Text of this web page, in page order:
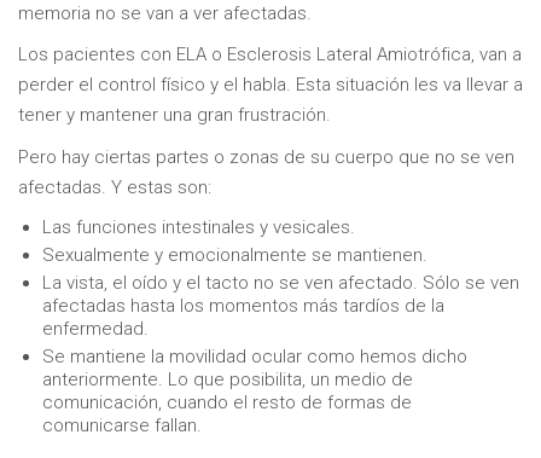
memoria no se van a ver afectadas.
Los pacientes con ELA o Esclerosis Lateral Amiotrófica, van a
perder el control físico y el habla. Esta situación les va llevar a
tener y mantener una gran frustración.
Pero hay ciertas partes o zonas de su cuerpo que no se ven
afectadas. Y estas son:
Las funciones intestinales y vesicales.
Sexualmente y emocionalmente se mantienen.
La vista, el oído y el tacto no se ven afectado. Sólo se ven
afectadas hasta los momentos más tardíos de la
enfermedad.
Se mantiene la movilidad ocular como hemos dicho
anteriormente. Lo que posibilita, un medio de
comunicación, cuando el resto de formas de
comunicarse fallan.